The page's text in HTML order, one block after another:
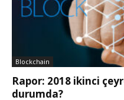
Blockchain
Rapor: 2018 ikinci
durumda?